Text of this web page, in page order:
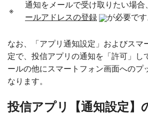
※
通知をメールで受け取りたい場合
ールアドレスの登録
が必要です
なお、「アプリ通知設定」およびスマ
定で、投信アプリの通知を「許可」し
ールの他にスマートフォン画面へのプ
なります。
投信アプリ【通知設定】